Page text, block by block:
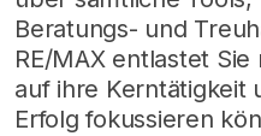
Beratungs- und
RE/MAX entlastet
auf ihre Kerntätigkeit
Erfolg fokussieren